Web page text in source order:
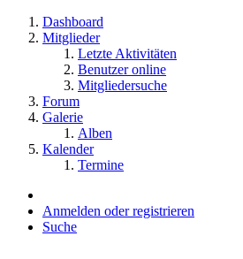
Dashboard
Mitglieder
Letzte Aktivitäten
Benutzer online
Mitgliedersuche
Forum
Galerie
Alben
Kalender
Termine
Anmelden oder registrieren
Suche